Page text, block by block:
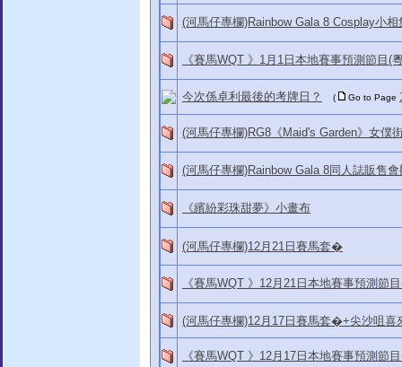
(河馬仔專欄)Rainbow Gala 8 Cosplay小相
《賽馬WQT 》1月1日本地賽事預測節目(
今次係卓利最後的考牌日？ ( Go to Page
(河馬仔專欄)RG8《Maid's Garden》女僕
(河馬仔專欄)Rainbow Gala 8同人誌販售
《繽紛彩珠甜夢》小畫布
(河馬仔專欄)12月21日賽馬套�
《賽馬WQT 》12月21日本地賽事預測節
(河馬仔專欄)12月17日賽馬套�+尖沙咀
《賽馬WQT 》12月17日本地賽事預測節